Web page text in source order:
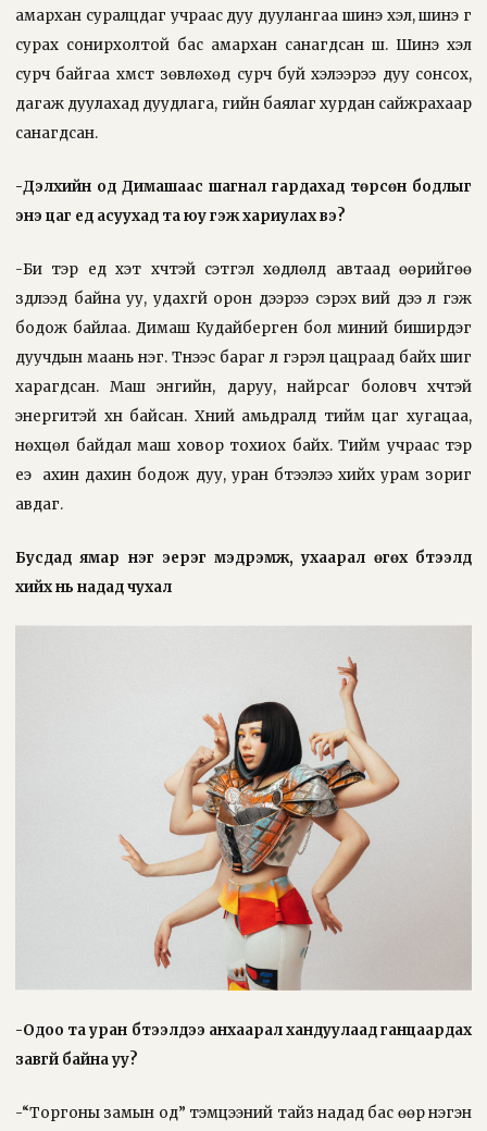
амархан суралцдаг учраас дуу дуулангаа шинэ хэл, шинэ үг
сурах сонирхолтой бас амархан санагдсан шүү. Шинэ хэл
сурч байгаа хүмүүст зөвлөхөд сурч буй хэлээрээ дуу сонсох,
дагаж дуулахад дуудлага, үгийн баялаг хурдан сайжрахаар
санагдсан.
-Дэлхийн од Димашаас шагнал гардахад төрсөн бодлыг
энэ цаг үед асуухад та юу гэж хариулах вэ?
-Би тэр үед хэт хүчтэй сэтгэл хөдлөлд автаад өөрийгөө
зүүдлээд байна уу, удахгүй орон дээрээ сэрэх вий дээ л гэж
бодож байлаа. Димаш Кудайберген бол миний биширдэг
дуучдын маань нэг. Түүнээс бараг л гэрэл цацраад байх шиг
харагдсан. Маш энгийн, даруу, найрсаг боловч хүчтэй
энергитэй хүн байсан. Хүний амьдралд тийм цаг хугацаа,
нөхцөл байдал маш ховор тохиох байх. Тийм учраас тэр
үеэ
ахин дахин бодож дуу, уран бүтээлээ хийх урам зориг
авдаг.
Бусдад ямар нэг эерэг мэдрэмж, ухаарал өгөх бүтээлүүд
хийх нь надад чухал
-Одоо та уран бүтээлдээ анхаарал хандуулаад ганцаардах
завгүй байна уу?
-“Торгоны замын од” тэмцээний тайз надад бас өөр нэгэн